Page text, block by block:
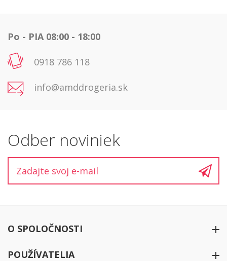
Po - PIA 08:00 - 18:00
0918 786 118
info@amddrogeria.sk
Odber noviniek
O SPOLOČNOSTI
O firme
POUŽÍVATELIA